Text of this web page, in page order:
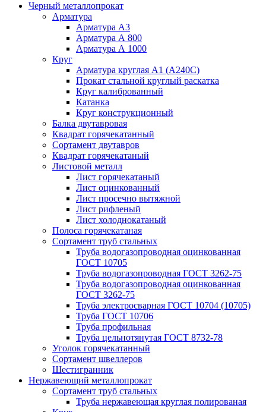
Черный металлопрокат
Арматура
Арматура А3
Арматура А 800
Арматура А 1000
Круг
Арматура круглая А1 (А240C)
Прокат стальной круглый раскатка
Круг калиброванный
Катанка
Круг конструкционный
Балка двутавровая
Квадрат горячекатанный
Сортамент двутавров
Квадрат горячекатаный
Листовой металл
Лист горячекатаный
Лист оцинкованный
Лист просечно вытяжной
Лист рифленый
Лист холоднокатаный
Полоса горячекатаная
Сортамент труб стальных
Труба водогазопроводная оцинкованная
ГОСТ 10705
Труба водогазопроводная ГОСТ 3262-75
Труба водогазопроводная оцинкованная
ГОСТ 3262-75
Труба электросварная ГОСТ 10704 (10705)
Труба ГОСТ 10706
Труба профильная
Труба цельнотянутая ГОСТ 8732-78
Уголок горячекатанный
Сортамент швеллеров
Шестигранник
Нержавеющий металлопрокат
Сортамент труб стальных
Труба нержавеющая круглая полированая